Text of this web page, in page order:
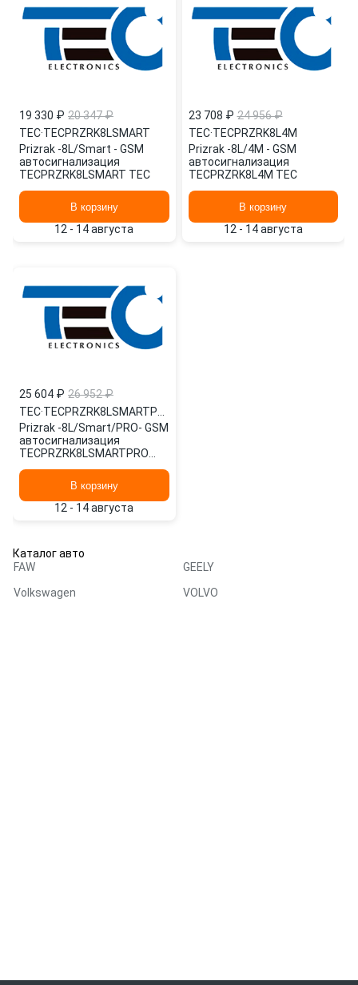
19 330 ₽ 20 347 ₽
TEC·TECPRZRK8LSMART
Prizrak -8L/Smart - GSM
автосигнализация
TECPRZRK8LSMART TEC
В корзину
12 - 14 августа
23 708 ₽ 24 956 ₽
TEC·TECPRZRK8L4M
Prizrak -8L/4M - GSM
автосигнализация
TECPRZRK8L4M TEC
В корзину
12 - 14 августа
25 604 ₽ 26 952 ₽
TEC·
Prizrak -8L/Smart/PRO- GSM
автосигнализация
TECPRZRK8LSMARTPRO
В корзину
12 - 14 августа
Каталог авто
FAW
GEELY
Volkswagen
VOLVO